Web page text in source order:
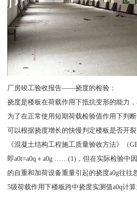
厂房竣工验收报告——挠度的检验：
挠度是楼板在荷载作用下抵抗变形的能力
为了在正常使用短期荷载检验值作用下判
可以根据挠度增长的快慢判定楼板是否开
《混凝土结构工程施工质量验收方法》（
即a0t=a0q＋a0g ……(1)，但在实际检验中
的自重和加荷设备重量引起的挠度a0g往往
5级荷载作用下楼板跨中挠度实测值a0q计